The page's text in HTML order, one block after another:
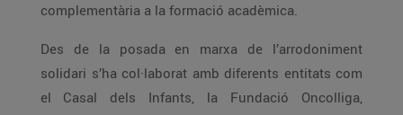
complementària a la formació acadèmica.
Des de la posada en marxa de l’arrodoniment
solidari s’ha col·laborat amb diferents entitats com
el Casal dels Infants, la Fundació Oncolliga,